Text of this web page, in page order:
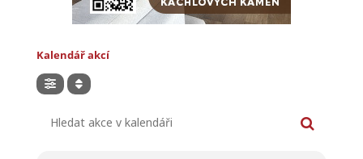
Kalendář akcí